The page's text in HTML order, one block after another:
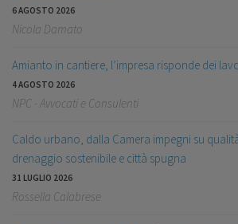
6 AGOSTO 2026
Nicola Damato
Amianto in cantiere, l’impresa risponde dei
4 AGOSTO 2026
NPC - Avvocati e Consulenti
Caldo urbano, dalla Camera impegni su
drenaggio sostenibile e città spugna
31 LUGLIO 2026
Rossella Calabrese